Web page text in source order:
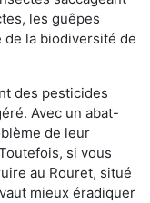
les guêpes
de la biodiversité de
des pesticides
Avec un abat-
de leur
si vous
au Rouret, situé
mieux éradiquer